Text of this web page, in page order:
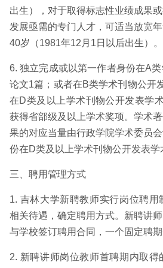
出生），对于取得标志性业绩成果
发展亟需的专门人才，可适当放宽
40岁（1981年12月1日以后出生）。
6. 独立完成或以第一作者身份在A
论文1篇；或者在B类学术刊物公开
在D类及以上学术刊物公开发表学
获得省部级及以上学术奖项。学术
果的对应当量由行政学院学术委员
份在D类及以上学术刊物公开发表学
三、聘用管理方式
1. 吉林大学新聘教师实行岗位聘
相关待遇，确定聘用方式。新聘讲
与学校签订聘用合同，一个固定聘期
2. 新聘讲师岗位教师首聘期内取得